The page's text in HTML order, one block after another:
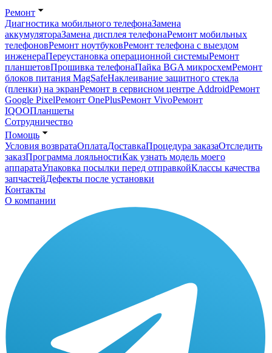
Ремонт
Диагностика мобильного телефонаЗамена
аккумулятораЗамена дисплея телефонаРемонт мобильных
телефоновРемонт ноутбуковРемонт телефона с выездом
инженераПереустановка операционной системыРемонт
планшетовПрошивка телефонаПайка BGA микросхемРемонт
блоков питания MagSafeНаклеивание защитного стекла
(пленки) на экранРемонт в сервисном центре AddroidРемонт
Google PixelРемонт OnePlusРемонт VivoРемонт
IQOOПланшеты
Сотрудничество
Помощь
Условия возвратаОплатаДоставкаПроцедура заказаОтследить
заказПрограмма лояльностиКак узнать модель моего
аппаратаУпаковка посылки перед отправкойКлассы качества
запчастейДефекты после установки
Контакты
О компании